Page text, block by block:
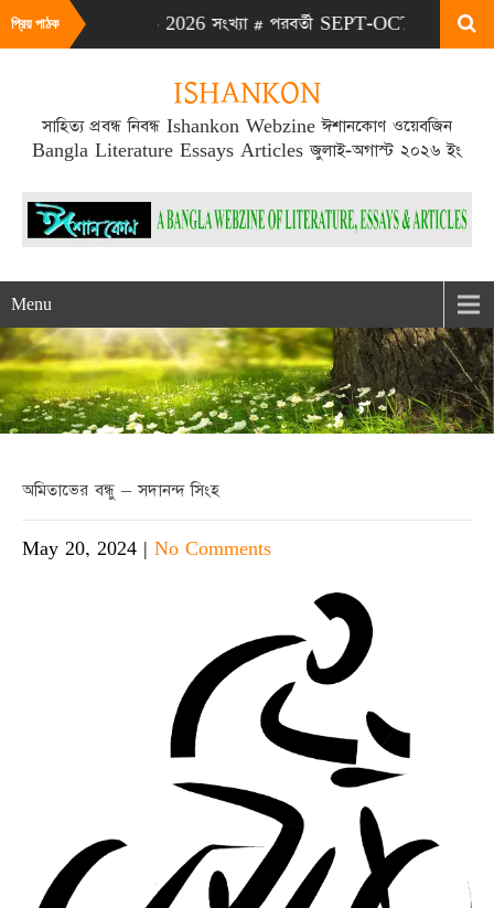
প্রিয় পাঠকJULY-AUG 2026 সংখ্যা # পরবর্তী SEPT-OCT 2026 সংখ্যা
ISHANKON
সাহিত্য প্রবন্ধ নিবন্ধ Ishankon Webzine ঈশানকোণ ওয়েবজিন
Bangla Literature Essays Articles জুলাই-অগাস্ট ২০২৬ ইং
Menu
অমিতাভের বন্ধু – সদানন্দ সিংহ
May 20, 2024 | No Comments